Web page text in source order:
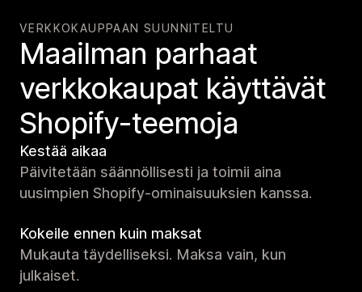
VERKKOKAUPPAAN SUUNNITELTU
Maailman parhaat
verkko­kaupat käyttävät
Shopify-teemoja
Kestää aikaa
Päivitetään säännöllisesti ja toimii aina
uusimpien Shopify-ominaisuuksien kanssa.
Kokeile ennen kuin maksat
Mukauta täydelliseksi. Maksa vain, kun
julkaiset.